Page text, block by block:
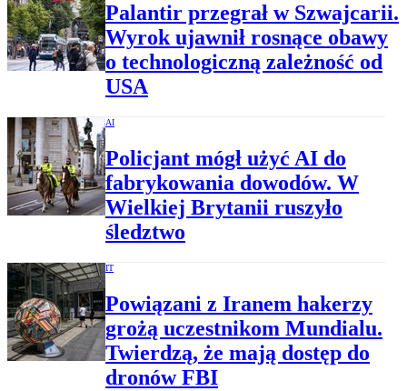
Palantir przegrał w Szwajcarii.
Wyrok ujawnił rosnące obawy
o technologiczną zależność od
USA
AI
Policjant mógł użyć AI do
fabrykowania dowodów. W
Wielkiej Brytanii ruszyło
śledztwo
IT
Powiązani z Iranem hakerzy
grożą uczestnikom Mundialu.
Twierdzą, że mają dostęp do
dronów FBI